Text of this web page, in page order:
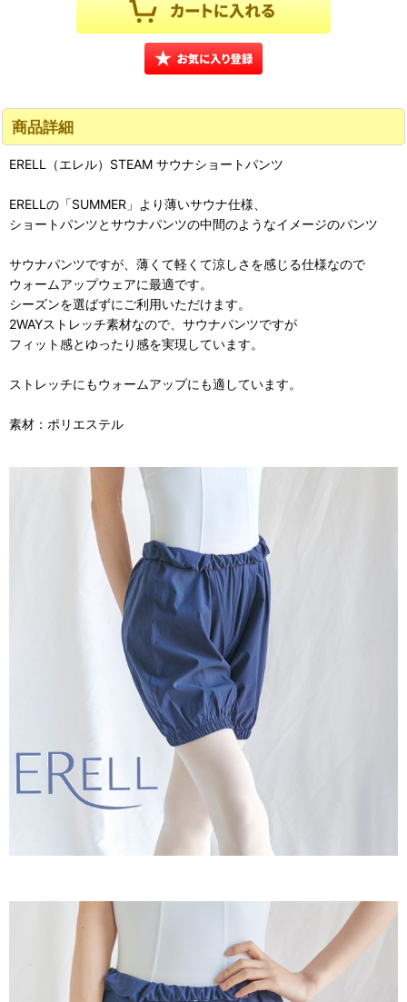
商品詳細
ERELL（エレル）STEAM サウナショートパンツ
ERELLの「SUMMER」より薄いサウナ仕様、
ショートパンツとサウナパンツの中間のようなイメージのパンツ
サウナパンツですが、薄くて軽くて涼しさを感じる仕様なので
ウォームアップウェアに最適です。
シーズンを選ばずにご利用いただけます。
2WAYストレッチ素材なので、サウナパンツですが
フィット感とゆったり感を実現しています。
ストレッチにもウォームアップにも適しています。
素材：ポリエステル